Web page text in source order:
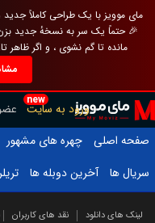
مای موویز با یک طراحی کاملاً
🎉 حتماً یک سر به نسخهٔ جدید
مانده تا گم نشوی ، و اگر ظاهر
new
ورود به سایت
صفحه اصلی
چهره های مشهور
سریال ها
آخرین دوبله ها
لینک های دانلود نقد های کاربران